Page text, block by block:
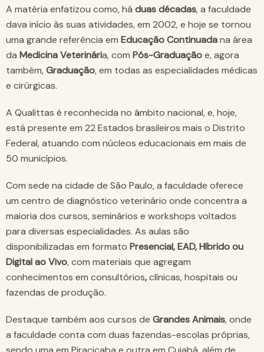
A matéria enfatizou como, há duas décadas, a faculdade
dava início às suas atividades, em 2002, e hoje se tornou
uma grande referência em Educação Continuadana área
da Medicina Veterinária, com Pós-Graduaçãoe, agora
também,Graduação, em todas as especialidades médicas
e cirúrgicas.
A Qualittas é reconhecida no âmbito nacional, e, hoje,
está presente em 22 Estados brasileiros mais o Distrito
Federal, atuando com núcleos educacionais em mais de
50 municípios.
Com sede na cidade de São Paulo, a faculdade oferece
um centro de diagnóstico veterinário onde concentra a
maioria dos cursos, seminários e workshops voltados
para diversas especialidades. As aulas são
disponibilizadas em formato Presencial, EAD, Híbrido ou
Digital ao Vivo, com materiais que agregam
conhecimentos em consultórios,clínicas, hospitais ou
fazendas de produção.
Destaque também aos cursos de Grandes Animais, onde
a faculdade conta com duas fazendas-escolas próprias,